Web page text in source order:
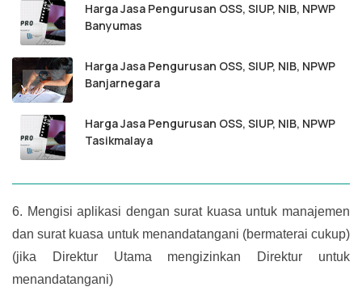
Harga Jasa Pengurusan OSS, SIUP, NIB, NPWP
Banyumas
Harga Jasa Pengurusan OSS, SIUP, NIB, NPWP
Banjarnegara
Harga Jasa Pengurusan OSS, SIUP, NIB, NPWP
Tasikmalaya
6. Mengisi aplikasi dengan surat kuasa untuk manajemen
dan surat kuasa untuk menandatangani (bermaterai cukup)
(jika Direktur Utama mengizinkan Direktur untuk
menandatangani)